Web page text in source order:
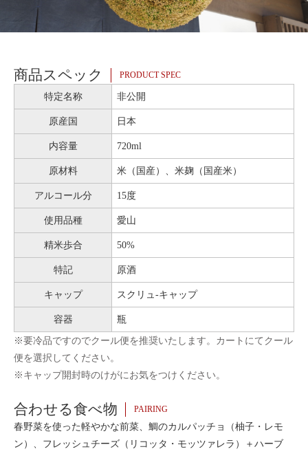
商品スペック PRODUCT SPEC
特定名称 非公開
原産国 日本
内容量 720ml
原材料 米（国産）、米麹（国産米）
アルコール分 15度
使用品種 愛山
精米歩合 50%
特記 原酒
キャップ スクリュ-キャップ
容器 瓶
※要冷品ですのでクール便を推奨いたします。カートにてクール
便を選択してください。
※キャップ開封時のけがにお気をつけください。
合わせる食べ物 PAIRING
春野菜を使った軽やかな前菜、鯛のカルパッチョ（柚子・レモ
ン）、フレッシュチーズ（リコッタ・モッツァレラ）＋ハーブ